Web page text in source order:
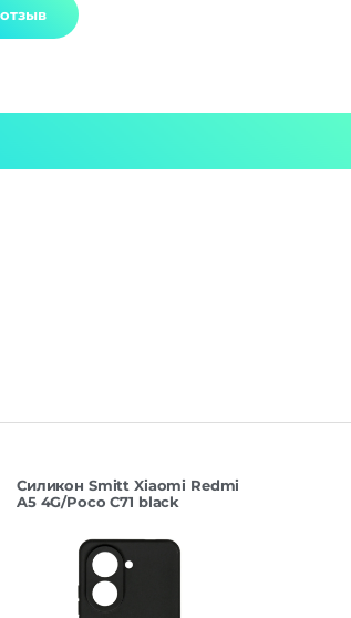
Силикон Smitt Xiaomi Redmi
A5 4G/Poco C71 black